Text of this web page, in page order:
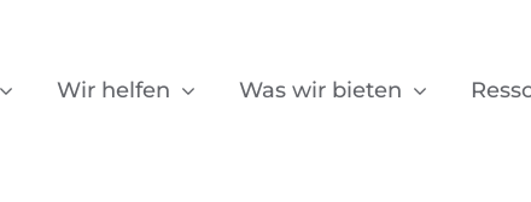
Wir helfen Was wir bieten